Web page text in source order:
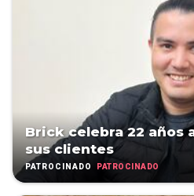
Brick celebra 22 años
sus clientes
PATROCINADO PATROCINADO